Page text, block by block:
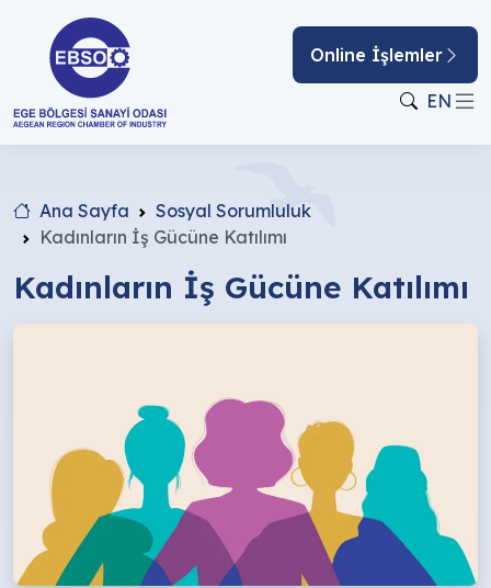
Online İşlemler
EN
Ana Sayfa
Sosyal Sorumluluk
Kadınların İş Gücüne Katılımı
Kadınların İş Gücüne Katılımı